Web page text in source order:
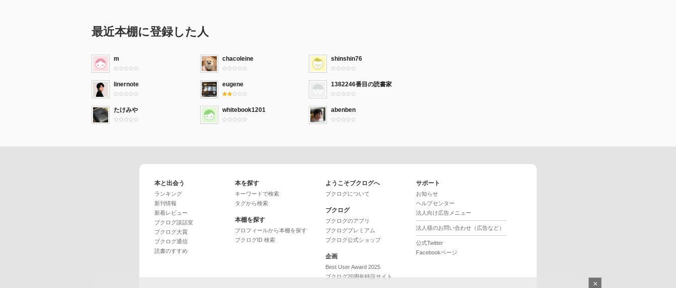
最近本棚に登録した人
m chacoleine shinshin76
linernote eugene 1382246番目の読書家
たけみや whitebook1201 abenben
本と出会う
ランキング
新刊情報
新着レビュー
ブクログ談話室
ブクログ大賞
ブクログ通信
読書のすすめ
本を探す
キーワードで検索
タグから検索
本棚を探す
プロフィールから本棚を探す
ブクログID 検索
ようこそブクログへ
ブクログについて
ブクログ
ブクログのアプリ
ブクログプレミアム
ブクログ公式ショップ
企画
Best User Award 2025
ブクログ20周年特設サイト
サポート
お知らせ
ヘルプセンター
法人向け広告メニュー
法人様のお問い合わせ（広告など）
公式Twitter
Facebookページ
×